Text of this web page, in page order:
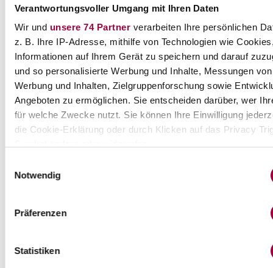
Verantwortungsvoller Umgang mit Ihren Daten
Wir und unsere 74 Partnerverarbeiten Ihre persönlichen
z. B. Ihre IP-Adresse, mithilfe von Technologien wie
Informationen auf Ihrem Gerät zu speichern und darauf
und so personalisierte Werbung und Inhalte, Messungen von
Werbung und Inhalten, Zielgruppenforschung sowie
Angeboten zu ermöglichen. Sie entscheiden darüber, wer
für welche Zwecke nutzt. Sie können Ihre Einwilligung
die Cookie-Erklärung oder durch Klicken auf das Privacy
Wenn Sie es erlauben, würden wir auch gerne:
Ihr Gerät durch aktives Scannen nach bestimmten
Erfahren Sie mehr darüber, wie Ihre persönlichen Daten
Notwendig
Präferenzen
Statistiken
Haartrockner
Lockenstab
Multi Styler
Papilotten
Wave Styler
Pflege
Haarmaske
Haaröl
Haarwasser
Kur
Leave-In Produkt
Spülung
Treatments
Styling